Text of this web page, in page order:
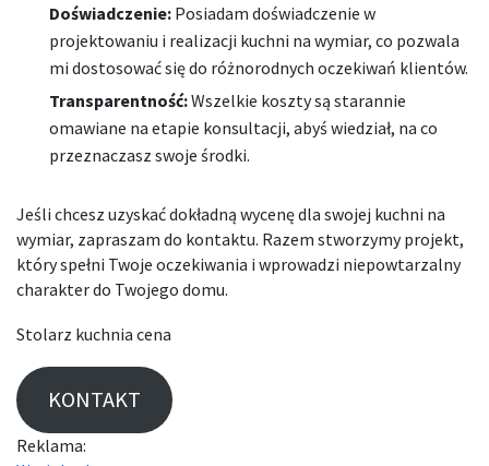
Doświadczenie: Posiadam doświadczenie w
projektowaniu i realizacji kuchni na wymiar, co pozwala
mi dostosować się do różnorodnych oczekiwań klientów.
Transparentność:Wszelkie koszty są starannie
omawiane na etapie konsultacji, abyś wiedział, na co
przeznaczasz swoje środki.
Jeśli chcesz uzyskać dokładną wycenę dla swojej kuchni na
wymiar, zapraszam do kontaktu. Razem stworzymy projekt,
który spełni Twoje oczekiwania i wprowadzi niepowtarzalny
charakter do Twojego domu.
Stolarz kuchnia cena
KONTAKT
Reklama: